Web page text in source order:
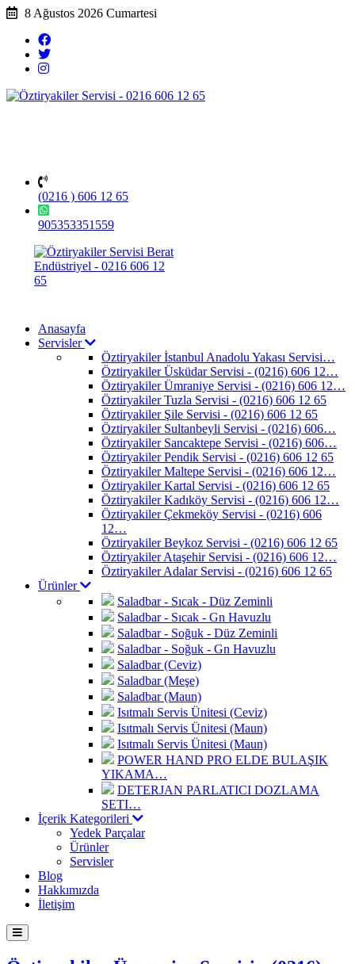
8 Ağustos 2026 Cumartesi
(0216 ) 606 12 65
905353351559
Anasayfa
Servisler
Öztiryakiler İstanbul Anadolu Yakası Servisi…
Öztiryakiler Üsküdar Servisi - (0216) 606 12…
Öztiryakiler Ümraniye Servisi - (0216) 606 12…
Öztiryakiler Tuzla Servisi - (0216) 606 12 65
Öztiryakiler Şile Servisi - (0216) 606 12 65
Öztiryakiler Sultanbeyli Servisi - (0216) 606…
Öztiryakiler Sancaktepe Servisi - (0216) 606…
Öztiryakiler Pendik Servisi - (0216) 606 12 65
Öztiryakiler Maltepe Servisi - (0216) 606 12…
Öztiryakiler Kartal Servisi - (0216) 606 12 65
Öztiryakiler Kadıköy Servisi - (0216) 606 12…
Öztiryakiler Çekmeköy Servisi - (0216) 606
12…
Öztiryakiler Beykoz Servisi - (0216) 606 12 65
Öztiryakiler Ataşehir Servisi - (0216) 606 12…
Öztiryakiler Adalar Servisi - (0216) 606 12 65
Ürünler
Saladbar - Sıcak - Düz Zeminli
Saladbar - Sıcak - Gn Havuzlu
Saladbar - Soğuk - Düz Zeminli
Saladbar - Soğuk - Gn Havuzlu
Saladbar (Ceviz)
Saladbar (Meşe)
Saladbar (Maun)
Isıtmalı Servis Ünitesi (Ceviz)
Isıtmalı Servis Ünitesi (Maun)
Isıtmalı Servis Ünitesi (Maun)
POWER HAND PRO ELDE BULAŞIK
YIKAMA…
DETERJAN PARLATICI DOZLAMA
SETI…
İçerik Kategorileri
Yedek Parçalar
Ürünler
Servisler
Blog
Hakkımızda
İletişim